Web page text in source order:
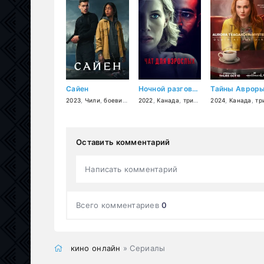
Сайен
2023 Чили,боевик триллер
Ночной разговор
2022 ,Канада триллер ,мелодрама,
2024 Канада ,
Оставить комментарий
Написать комментарий
Всего комментариев0
кино онлайн » Сериалы